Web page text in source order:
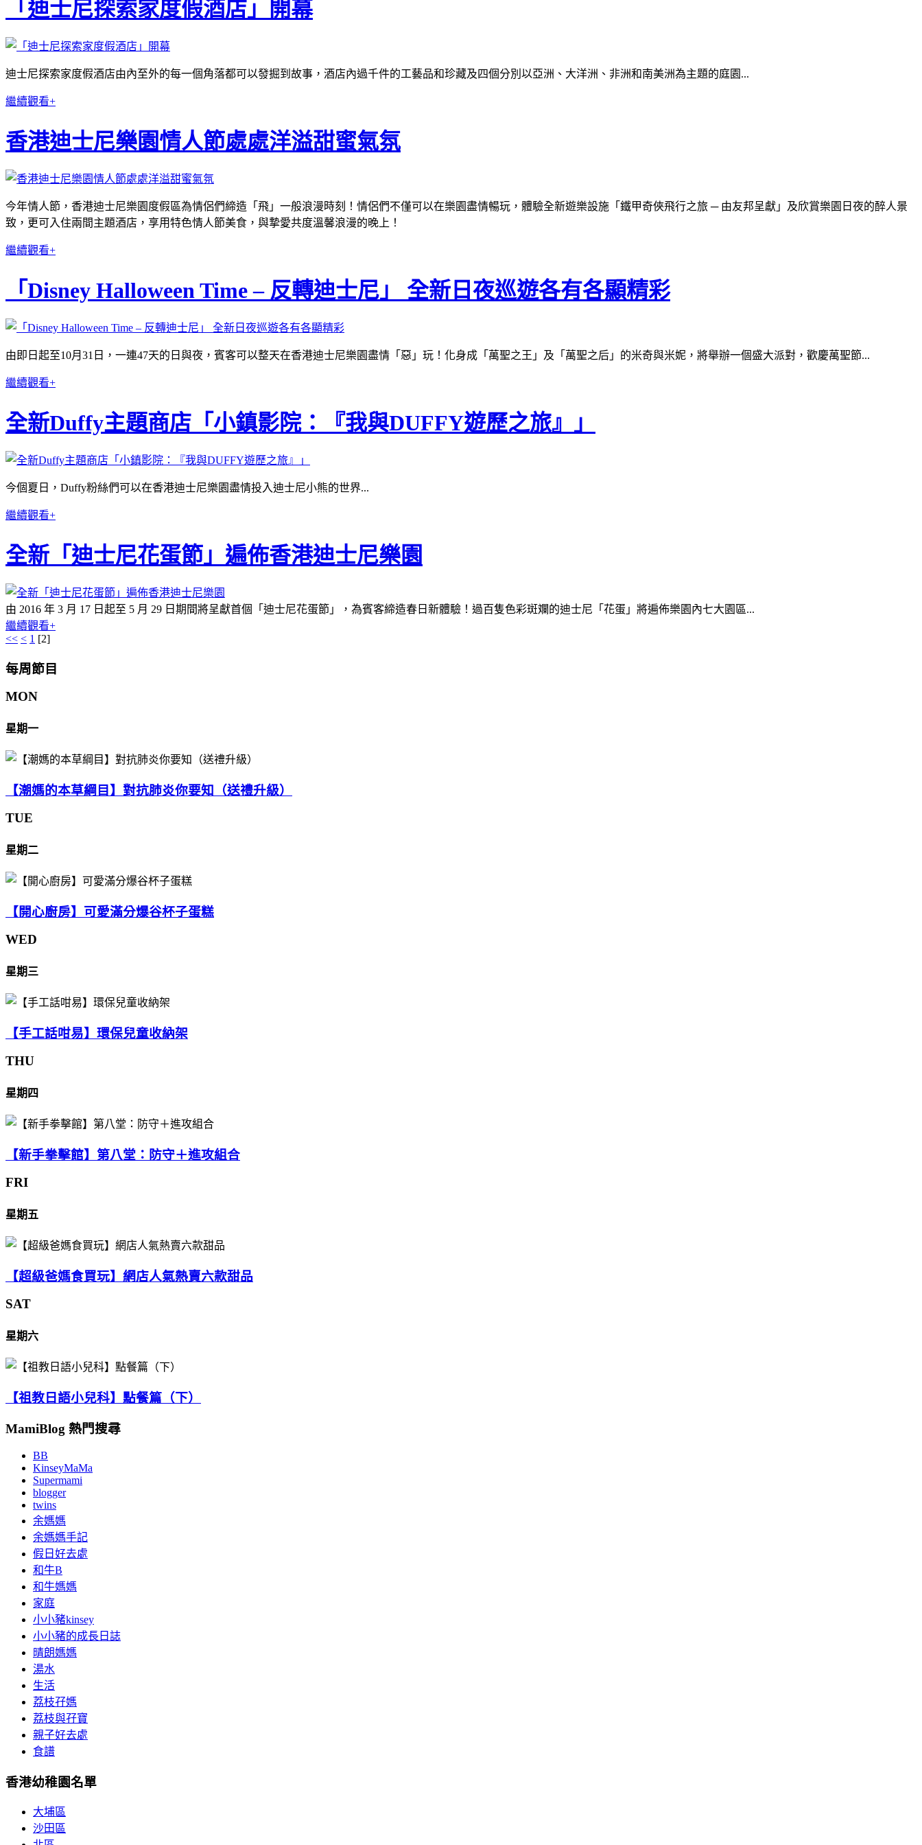
「迪士尼探索家度假酒店」開幕
迪士尼探索家度假酒店由內至外的每一個角落都可以發掘到故事，酒店內過千件的工藝品和珍藏及四個分別以亞洲、大洋洲、非洲和南美洲為主題的庭園...
繼續觀看+
香港迪士尼樂園情人節處處洋溢甜蜜氣氛
今年情人節， 香港迪士尼樂園度假區為情侶們締造「飛」一般浪漫時刻！ 情侶們不僅可以在樂園盡情暢玩，體驗全新遊樂設施「 鐵甲奇俠飛行之旅 ─ 由友邦呈獻」及欣賞樂園日夜的醉人景
致，更可入住兩間主題酒店， 享用特色情人節美食，與摯愛共度溫馨浪漫的晚上！
繼續觀看+
「Disney Halloween Time – 反轉迪士尼」 全新日夜巡遊各有各顯精彩
由即日起至10月31日，一連47天的日與夜，賓客可以整天在香港迪士尼樂園盡情「惡」玩！化身成「萬聖之王」及「萬聖之后」的米奇與米妮，將舉辦一個盛大派對，歡慶萬聖節...
繼續觀看+
全新Duffy主題商店「小鎮影院：『我與DUFFY遊歷之旅』」
今個夏日， Duffy粉絲們可以在香港迪士尼樂園盡情投入迪士尼小熊的世界...
繼續觀看+
全新「迪士尼花蛋節」遍佈香港迪士尼樂園
由 2016 年 3 月 17 日起至 5 月 29 日期間將呈獻首個「迪士尼花蛋節」，為賓客締造春日新體驗！過百隻色彩斑斕的迪士尼「花蛋」將遍佈樂園內七大園區...
繼續觀看+
<< < 1 [2]
每周節目
MON
星期一
【潮媽的本草綱目】對抗肺炎你要知（送禮升級）
TUE
星期二
【開心廚房】可愛滿分爆谷杯子蛋糕
WED
星期三
【手工話咁易】環保兒童收納架
THU
星期四
【新手拳擊館】第八堂：防守＋進攻組合
FRI
星期五
【超級爸媽食買玩】網店人氣熱賣六款甜品
SAT
星期六
【祖教日語小兒科】點餐篇（下）
MamiBlog 熱門搜尋
BB
KinseyMaMa
Supermami
blogger
twins
余媽媽
余媽媽手記
假日好去處
和牛B
和牛媽媽
家庭
小小豬kinsey
小小豬的成長日誌
晴朗媽媽
湯水
生活
荔枝孖媽
荔枝與孖寶
親子好去處
食譜
香港幼稚園名單
大埔區
沙田區